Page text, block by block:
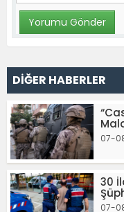
DİĞER HABERLER
07-
30
07-